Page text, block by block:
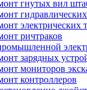
гнутых вил
электрических
ричтраков
зарядных
мониторов
контроллеров